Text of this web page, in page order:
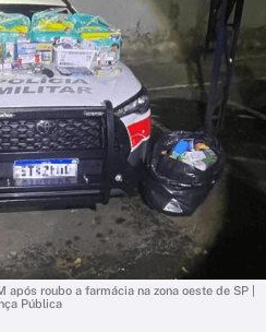
roubo a farmácia na zona oeste de SP |
Pública